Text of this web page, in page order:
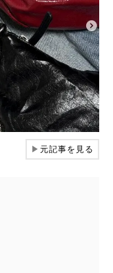
▶元記事を見る